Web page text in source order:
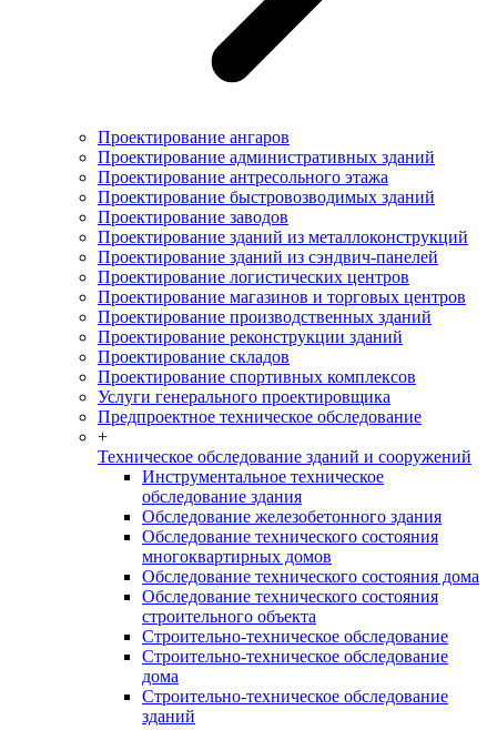
Проектирование ангаров
Проектирование административных зданий
Проектирование антресольного этажа
Проектирование быстровозводимых зданий
Проектирование заводов
Проектирование зданий из металлоконструкций
Проектирование зданий из сэндвич-панелей
Проектирование логистических центров
Проектирование магазинов и торговых центров
Проектирование производственных зданий
Проектирование реконструкции зданий
Проектирование складов
Проектирование спортивных комплексов
Услуги генерального проектировщика
Предпроектное техническое обследование
+
Техническое обследование зданий и сооружений
Инструментальное техническое
обследование здания
Обследование железобетонного здания
Обследование технического состояния
многоквартирных домов
Обследование технического состояния дома
Обследование технического состояния
строительного объекта
Строительно-техническое обследование
Строительно-техническое обследование
дома
Строительно-техническое обследование
зданий